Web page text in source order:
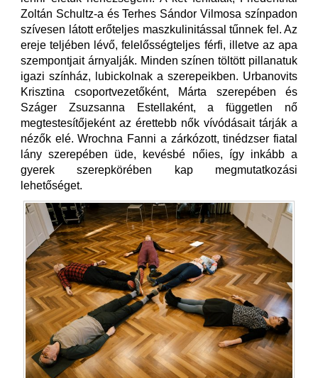
Zoltán Schultz-a és Terhes Sándor Vilmosa színpadon
szívesen látott erőteljes maszkulinitással tűnnek fel. Az
ereje teljében lévő, felelősségteljes férfi, illetve az apa
szempontjait árnyalják. Minden színen töltött pillanatuk
igazi színház, lubickolnak a szerepeikben. Urbanovits
Krisztina csoportvezetőként, Márta szerepében és
Száger Zsuzsanna Estellaként, a független nő
megtestesítőjeként az érettebb nők vívódásait tárják a
nézők elé. Wrochna Fanni a zárkózott, tinédzser fiatal
lány szerepében üde, kevésbé nőies, így inkább a
gyerek szerepkörében kap megmutatkozási
lehetőséget.